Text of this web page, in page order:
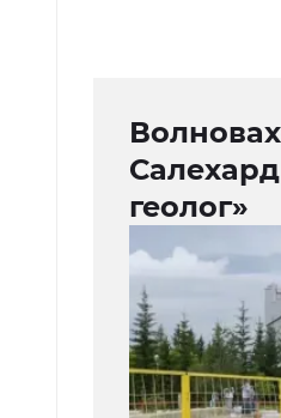
геолог»